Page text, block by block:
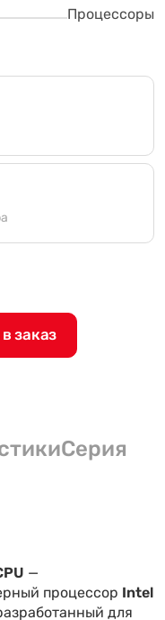
Процессоры
заказ
Серия
—
процессор Intel
для